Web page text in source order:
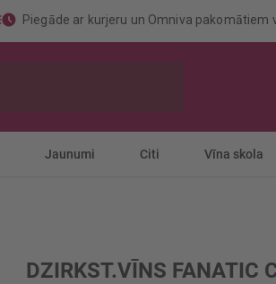
Piegāde ar kurjeru un Omniva pakomātiem
Jaunumi Citi Vīna skola
DZIRKST.VĪNS FANATIC